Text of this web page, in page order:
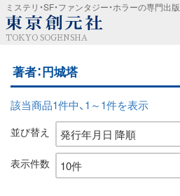
ミステリ・SF・ファンタジー・ホラーの専門出版
TOKYO SOGENSHA
著者：円城塔
該当商品1件中、1～1件を表示
並び替え
表示件数